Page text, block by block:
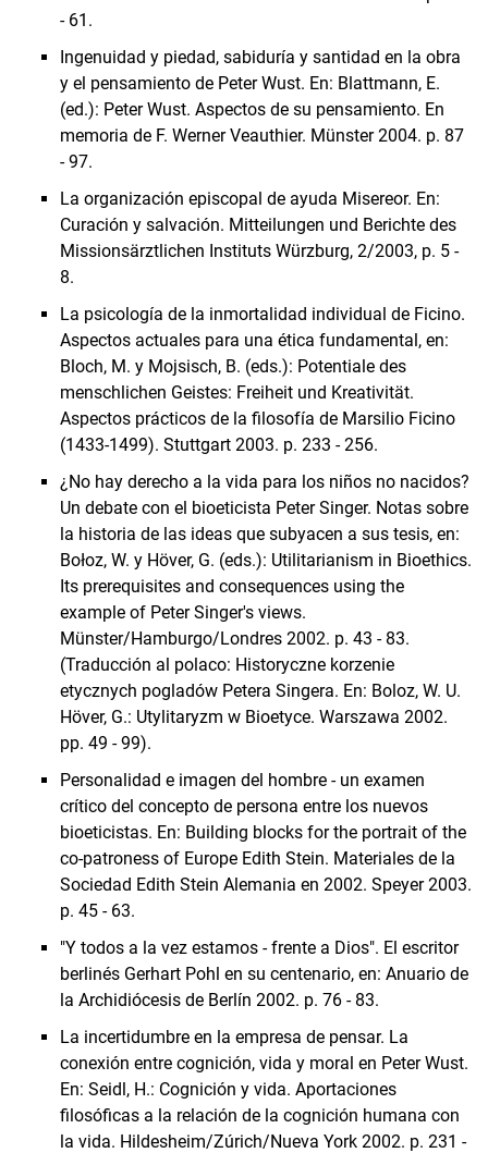
- 61.
Ingenuidad y piedad, sabiduría y santidad en la obra
y el pensamiento de Peter Wust. En: Blattmann, E.
(ed.): Peter Wust. Aspectos de su pensamiento. En
memoria de F. Werner Veauthier. Münster 2004. p. 87
- 97.
La organización episcopal de ayuda Misereor. En:
Curación y salvación. Mitteilungen und Berichte des
Missionsärztlichen Instituts Würzburg, 2/2003, p. 5 -
8.
La psicología de la inmortalidad individual de Ficino.
Aspectos actuales para una ética fundamental, en:
Bloch, M. y Mojsisch, B. (eds.): Potentiale des
menschlichen Geistes: Freiheit und Kreativität.
Aspectos prácticos de la filosofía de Marsilio Ficino
(1433-1499). Stuttgart 2003. p. 233 - 256.
¿No hay derecho a la vida para los niños no nacidos?
Un debate con el bioeticista Peter Singer. Notas sobre
la historia de las ideas que subyacen a sus tesis, en:
Bołoz, W. y Höver, G. (eds.): Utilitarianism in Bioethics.
Its prerequisites and consequences using the
example of Peter Singer's views.
Münster/Hamburgo/Londres 2002. p. 43 - 83.
(Traducción al polaco: Historyczne korzenie
etycznych pogladów Petera Singera. En: Boloz, W. U.
Höver, G.: Utylitaryzm w Bioetyce. Warszawa 2002.
pp. 49 - 99).
Personalidad e imagen del hombre - un examen
crítico del concepto de persona entre los nuevos
bioeticistas. En: Building blocks for the portrait of the
co-patroness of Europe Edith Stein. Materiales de la
Sociedad Edith Stein Alemania en 2002. Speyer 2003.
p. 45 - 63.
"Y todos a la vez estamos - frente a Dios". El escritor
berlinés Gerhart Pohl en su centenario, en: Anuario de
la Archidiócesis de Berlín 2002. p. 76 - 83.
La incertidumbre en la empresa de pensar. La
conexión entre cognición, vida y moral en Peter Wust.
En: Seidl, H.: Cognición y vida. Aportaciones
filosóficas a la relación de la cognición humana con
la vida. Hildesheim/Zúrich/Nueva York 2002. p. 231 -